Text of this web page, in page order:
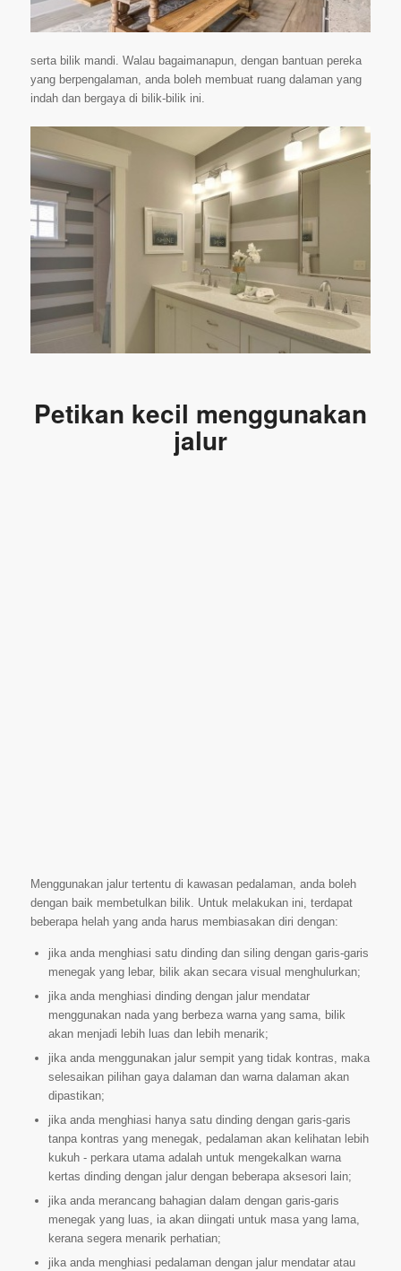
serta bilik mandi. Walau bagaimanapun, dengan bantuan pereka
yang berpengalaman, anda boleh membuat ruang dalaman yang
indah dan bergaya di bilik-bilik ini.
Petikan kecil menggunakan
jalur
Menggunakan jalur tertentu di kawasan pedalaman, anda boleh
dengan baik membetulkan bilik. Untuk melakukan ini, terdapat
beberapa helah yang anda harus membiasakan diri dengan:
jika anda menghiasi satu dinding dan siling dengan garis-garis
menegak yang lebar, bilik akan secara visual menghulurkan;
jika anda menghiasi dinding dengan jalur mendatar
menggunakan nada yang berbeza warna yang sama, bilik
akan menjadi lebih luas dan lebih menarik;
jika anda menggunakan jalur sempit yang tidak kontras, maka
selesaikan pilihan gaya dalaman dan warna dalaman akan
dipastikan;
jika anda menghiasi hanya satu dinding dengan garis-garis
tanpa kontras yang menegak, pedalaman akan kelihatan lebih
kukuh - perkara utama adalah untuk mengekalkan warna
kertas dinding dengan jalur dengan beberapa aksesori lain;
jika anda merancang bahagian dalam dengan garis-garis
menegak yang luas, ia akan diingati untuk masa yang lama,
kerana segera menarik perhatian;
jika anda menghiasi pedalaman dengan jalur mendatar atau